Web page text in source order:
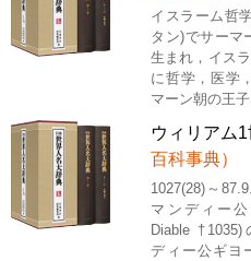
イスラーム哲
タン)でサーマ
生まれ，イス
に哲学，医学
マーン朝の王
ウィリアム
百科事典）
1027(28)～
マンディー
Diable
ディー公ギヨ